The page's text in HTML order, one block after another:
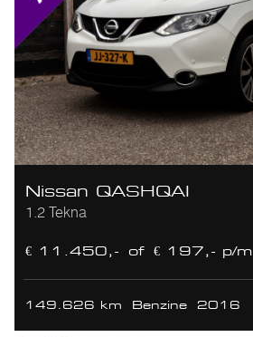
Nissan QASHQAI
1.2 Tekna
€ 11.450,- of € 197,- p/m
149.626 km Benzine 2016